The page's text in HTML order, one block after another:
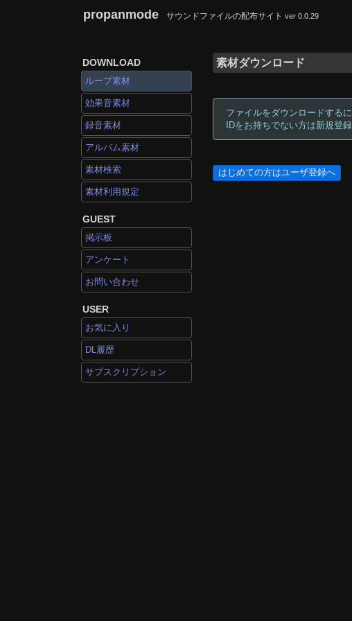
propanmode サウンドファイルの配布サイト ver 0.0.29
DOWNLOAD
ループ素材
効果音素材
録音素材
アルバム素材
素材検索
素材利用規定
GUEST
掲示板
アンケート
お問い合わせ
USER
お気に入り
DL履歴
サブスクリプション
素材ダウンロード
ファイルをダウンロードする
IDをお持ちでない方は新規登
はじめての方はユーザ登録へ